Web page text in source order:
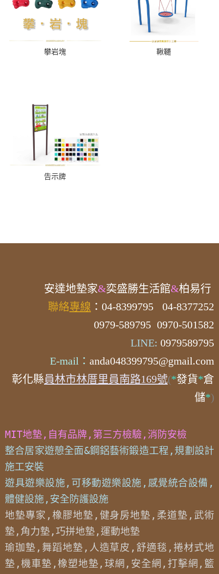
攀岩塊 鞦韆
告示牌
安達地墊家&奕盛勝生活館&柏易行
聯絡專線 ：04-8399795
04-8377252
0979-589795 0970-501582
LINE: 0979589795
E-mail： anda048399795@gmail.com
彰化縣員林市林厝里員南路169號(*發貨*倉
儲*)
MIT地墊,自有品牌,第三方檢驗,消防安檢
整合居家遊憩全面&鋼鋁藝術鍛造工程,規劃設計
施工安裝
遊具遊樂設施,可移動遊樂設施,感覺統合設備,
體健設施,安全防護設施
地墊專家,橡膠地墊,健身房地墊,柔道墊,武術
墊,角力墊,巧拼地墊,運動地墊
瑜珈墊,舞蹈地墊,人造草皮,舒適毯,捲材式地
墊,機車墊,橡塑地墊,球網,安全網,打擊網,籃